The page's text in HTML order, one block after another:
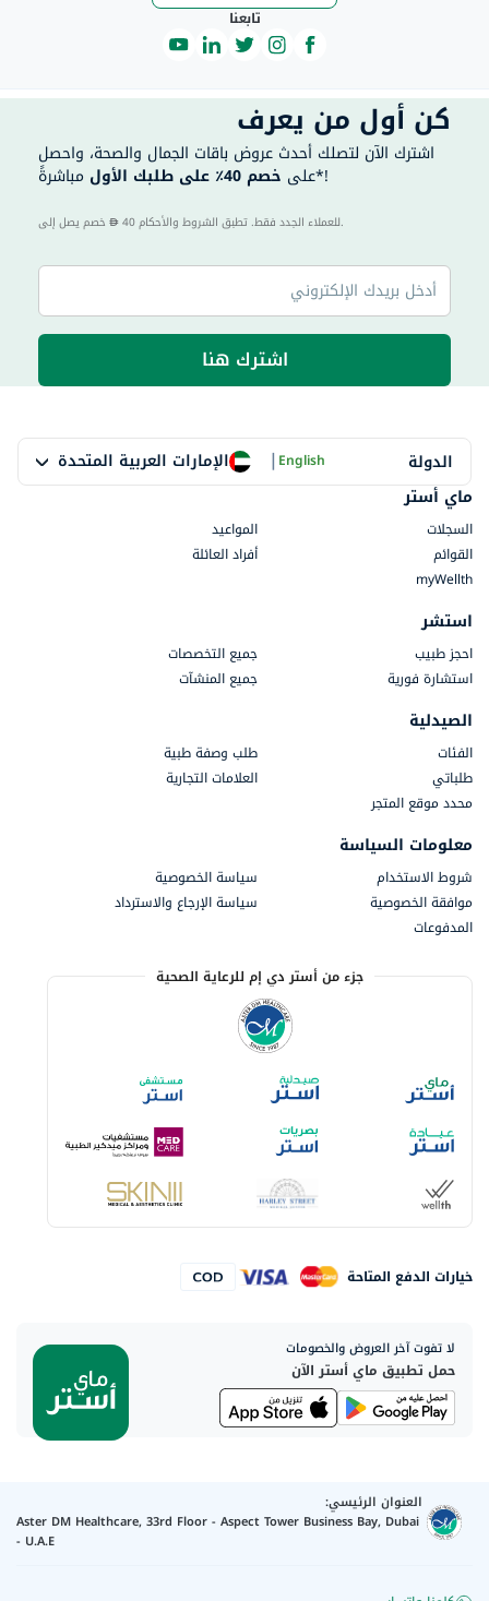
تابعنا
كن أول من يعرف
اشترك الآن لتصلك أحدث عروض باقات الجمال والصحة، واحصل
على خصم 40٪ على طلبك الأول مباشرةً*!
40 للعملاء الجدد فقط. تطبق الشروط والأحكام.
اشترك هنا
الدولة الإمارات العربية المتحدة |English
ماي أستر
السجلات
المواعيد
القوائم
أفراد العائلة
myWellth
استشر
احجز طبيب
جميع التخصصات
استشارة فورية
جميع المنشآت
الصيدلية
الفئات
طلب وصفة طبية
طلباتي
العلامات التجارية
محدد موقع المتجر
معلومات السياسة
شروط الاستخدام
سياسة الخصوصية
موافقة الخصوصية
سياسة الإرجاع والاسترداد
المدفوعات
جزء من أستر دي إم للرعاية الصحية
خيارات الدفع المتاحة
لا تفوت آخر العروض والخصومات
حمل تطبيق ماي أستر الآن
العنوان الرئيسي:
Aster DM Healthcare, 33rd Floor - Aspect Tower Business Bay, Dubai
- U.A.E